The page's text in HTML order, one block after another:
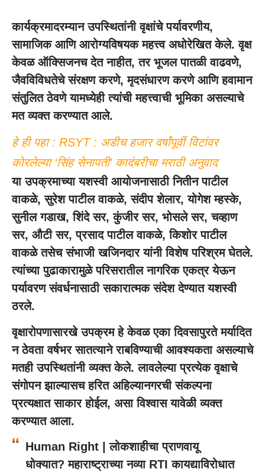
कार्यक्रमादरम्यान उपस्थितांनी वृक्षांचे पर्यावरणीय,
सामाजिक आणि आरोग्यविषयक महत्त्व अधोरेखित केले. वृक्ष
केवळ ऑक्सिजनच देत नाहीत, तर भूजल पातळी वाढवणे,
जैवविविधतेचे संरक्षण करणे, मृदसंधारण करणे आणि हवामान
संतुलित ठेवणे यामध्येही त्यांची महत्त्वाची भूमिका असल्याचे
मत व्यक्त करण्यात आले.
हे ही पहा : RSYT : अडीच हजार वर्षांपूर्वी विटांवर
कोरलेल्या ‘सिंह सेनापती’ कादंबरीचा मराठी अनुवाद
या उपक्रमाच्या यशस्वी आयोजनासाठी नितीन पाटील
वाकळे, सुरेश पाटील वाकळे, संदीप शेलार, योगेश म्हस्के,
सुनील गडाख, शिंदे सर, कुंजीर सर, भोसले सर, चव्हाण
सर, औटी सर, प्रसाद पाटील वाकळे, किशोर पाटील
वाकळे तसेच संभाजी खजिनदार यांनी विशेष परिश्रम घेतले.
त्यांच्या पुढाकारामुळे परिसरातील नागरिक एकत्र येऊन
पर्यावरण संवर्धनासाठी सकारात्मक संदेश देण्यात यशस्वी
ठरले.
वृक्षारोपणासारखे उपक्रम हे केवळ एका दिवसापुरते मर्यादित
न ठेवता वर्षभर सातत्याने राबविण्याची आवश्यकता असल्याचे
मतही उपस्थितांनी व्यक्त केले. लावलेल्या प्रत्येक वृक्षाचे
संगोपन झाल्यासच हरित अहिल्यानगरची संकल्पना
प्रत्यक्षात साकार होईल, असा विश्वास यावेळी व्यक्त
करण्यात आला.
Human Right | लोकशाहीचा प्राणवायू
धोक्यात? महाराष्ट्राच्या नव्या RTI कायद्याविरोधात